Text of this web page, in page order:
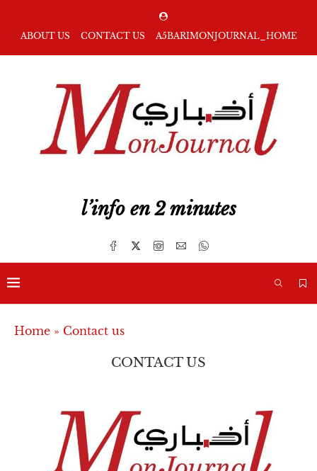
ABOUT US CONTACT US A5BARIMONJOURNAL_HOME
l’info en 2 minutes
Home » Contact us
CONTACT US